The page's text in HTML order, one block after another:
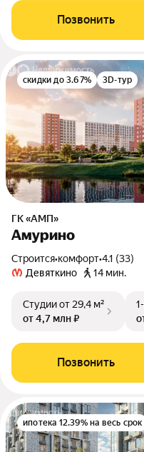
Позвонить
скидки до 3.67% 3D-тур
ГК «АМП»
Амурино
Строится•комфорт•4.1 (33)
Девяткино
14 мин.
Студииот 29,4 м²
от 4,7 млн ₽
Позвонить
ипотека 12.39% на весь срок